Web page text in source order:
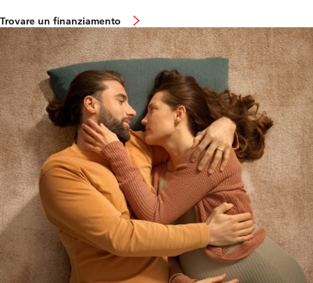
Trovare un finanziamento